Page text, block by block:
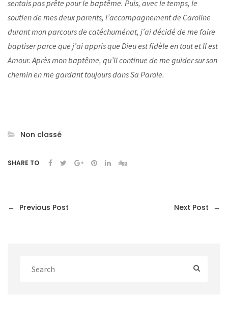
sentais pas prête pour le baptême. Puis, avec le temps, le
soutien de mes deux parents, l’accompagnement de Caroline
durant mon parcours de catéchuménat, j’ai décidé de me faire
baptiser parce que j’ai appris que Dieu est fidèle en tout et Il est
Amour. Après mon baptême, qu’Il continue de me guider sur son
chemin en me gardant toujours dans Sa Parole.
Non classé
SHARE TO
← Previous Post Next Post →